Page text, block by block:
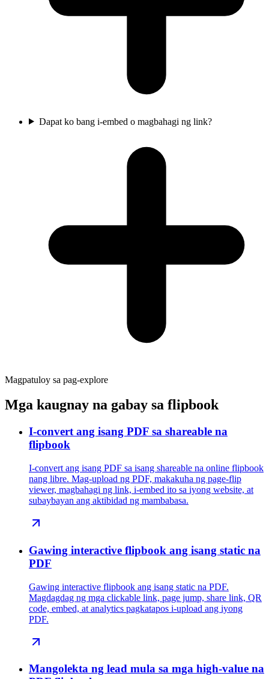
Dapat ko bang i-embed o magbahagi ng link?
Magpatuloy sa pag-explore
Mga kaugnay na gabay sa flipbook
I-convert ang isang PDF sa shareable na
flipbook
I-convert ang isang PDF sa isang shareable na online flipbook
nang libre. Mag-upload ng PDF, makakuha ng page-flip
viewer, magbahagi ng link, i-embed ito sa iyong website, at
subaybayan ang aktibidad ng mambabasa.
Gawing interactive flipbook ang isang static na
PDF
Gawing interactive flipbook ang isang static na PDF.
Magdagdag ng mga clickable link, page jump, share link, QR
code, embed, at analytics pagkatapos i-upload ang iyong
PDF.
Mangolekta ng lead mula sa mga high-value na